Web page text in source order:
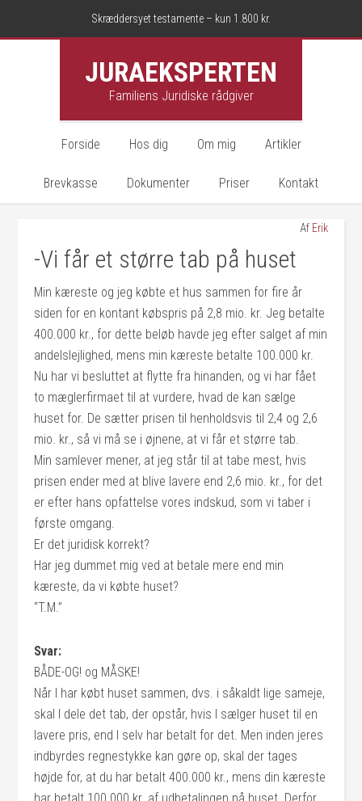
Skræddersyet testamente – kun 1.800 kr.
JURAEKSPERTEN
Familiens Juridiske rådgiver
Forside Hos dig Om mig Artikler
Brevkasse Dokumenter Priser Kontakt
Af Erik
-Vi får et større tab på huset
Min kæreste og jeg købte et hus sammen for fire år
siden for en kontant købspris på 2,8 mio. kr. Jeg betalte
400.000 kr., for dette beløb havde jeg efter salget af min
andelslejlighed, mens min kæreste betalte 100.000 kr.
Nu har vi besluttet at flytte fra hinanden, og vi har fået
to mæglerfirmaet til at vurdere, hvad de kan sælge
huset for. De sætter prisen til henholdsvis til 2,4 og 2,6
mio. kr., så vi må se i øjnene, at vi får et større tab.
Min samlever mener, at jeg står til at tabe mest, hvis
prisen ender med at blive lavere end 2,6 mio. kr., for det
er efter hans opfattelse vores indskud, som vi taber i
første omgang.
Er det juridisk korrekt?
Har jeg dummet mig ved at betale mere end min
kæreste, da vi købte huset?
“T.M.”
Svar:
BÅDE-OG! og MÅSKE!
Når I har købt huset sammen, dvs. i såkaldt lige sameje,
skal I dele det tab, der opstår, hvis I sælger huset til en
lavere pris, end I selv har betalt for det. Men inden jeres
indbyrdes regnestykke kan gøre op, skal der tages
højde for, at du har betalt 400.000 kr., mens din kæreste